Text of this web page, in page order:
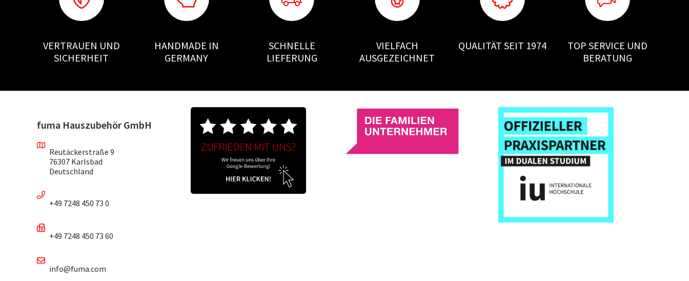
VERTRAUEN UND
SICHERHEIT
HANDMADE IN
GERMANY
SCHNELLE
LIEFERUNG
VIELFACH
AUSGEZEICHNET
QUALITÄT SEIT 1974
TOP SERVICE UND
BERATUNG
fuma Hauszubehör GmbH
Reutäckerstraße 9
76307 Karlsbad
Deutschland
+49 7248 450 73 0
+49 7248 450 73 60
info@fuma.com